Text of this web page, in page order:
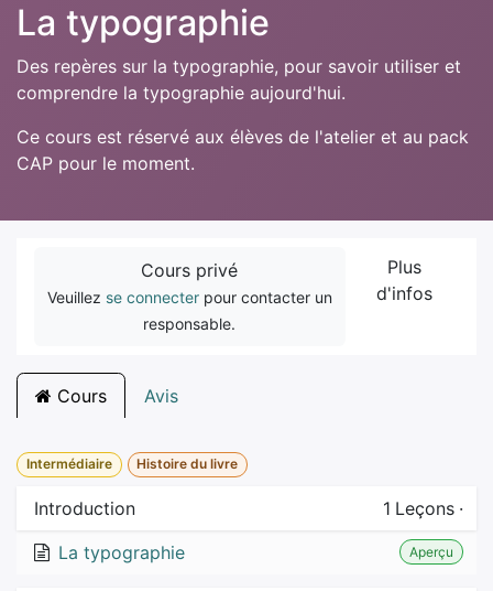
La typographie
Des repères sur la typographie, pour savoir utiliser et
comprendre la typographie aujourd'hui.
Ce cours est réservé aux élèves de l'atelier et au pack
CAP pour le moment.
Cours privé
Veuillez se connecterpour contacter un
responsable.
Plus
d'infos
Cours Avis
Intermédiaire Histoire du livre
Introduction 1 Leçons ·
La typographie
Aperçu